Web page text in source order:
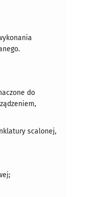
do
scalonej,